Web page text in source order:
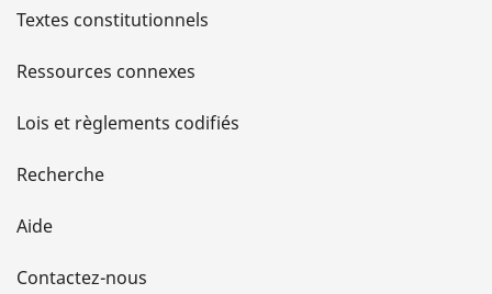
l
s
d
e
l
Textes constitutionnels
Ressources connexes
Lois et règlements codifiés
Recherche
Aide
Contactez-nous